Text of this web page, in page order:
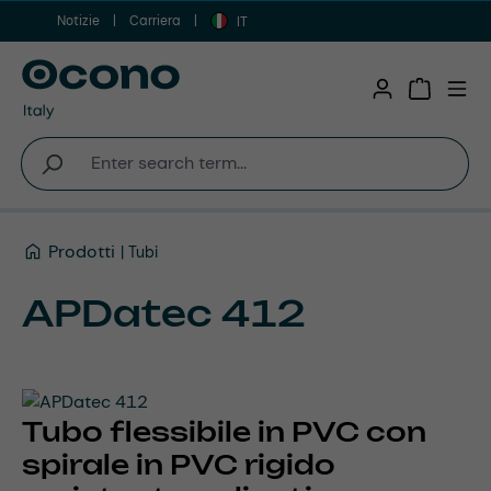
Vai al contenuto principale
Notizie Carriera IT
Prodotti Tubi
APDatec 412
Tubo flessibile in PVC con
spirale in PVC rigido